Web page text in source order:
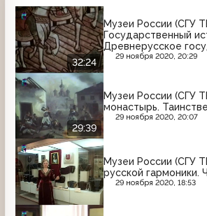
32:24
Музеи России (СГУ
Государственный
Древнерусское
29 ноября 2020, 20:29
29:39
Музеи России (СГУ
монастырь.
29 ноября 2020, 20:07
Музеи России (СГУ
русской гармоники.
29 ноября 2020, 18:53